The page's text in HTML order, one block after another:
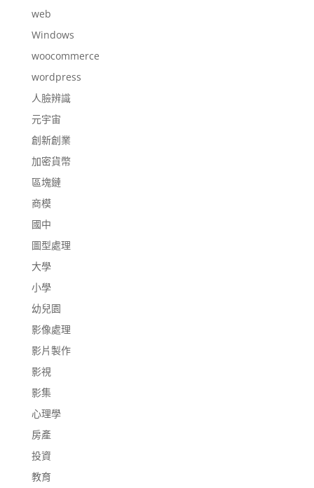
web
Windows
woocommerce
wordpress
人臉辨識
元宇宙
創新創業
加密貨幣
區塊鏈
商模
國中
圖型處理
大學
小學
幼兒園
影像處理
影片製作
影視
影集
心理學
房產
投資
教育